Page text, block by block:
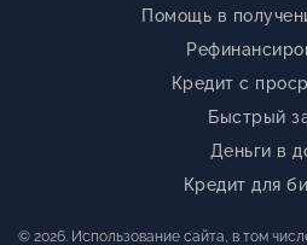
Помощь в
Кредит с
Быстрый
Деньги в
Кредит для
© 2026. Использование сайта, в том